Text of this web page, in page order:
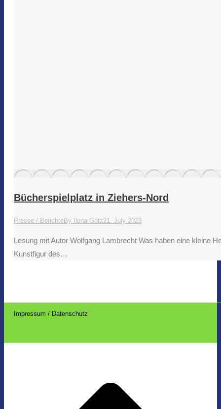
Bücherspielplatz in Ziehers-Nord
Presse / BerichteBy Ilona Götz21. July 2023
Lesung mit Autor Wolfgang Lambrecht Was haben eine kleine
Kunstfigur des…
Impressum / Datenschutz